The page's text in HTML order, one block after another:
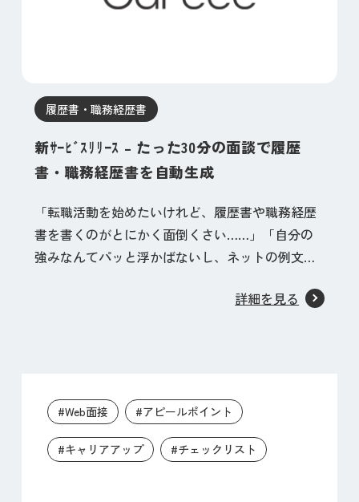
履歴書・職務経歴書
新ｻｰﾋﾞｽﾘﾘｰｽ – たった30分の面談で履歴
書・職務経歴書を自動生成
「転職活動を始めたいけれど、履歴書や職務経歴
書を書くのがとにかく面倒くさい……」「自分の
強みなんてパッと浮かばないし、ネットの例文を
んな仕事探しの最初の「大嫌いなハードル」を完
詳細を見る
#Web面接 #アピールポイント
#キャリアアップ #チェックリスト